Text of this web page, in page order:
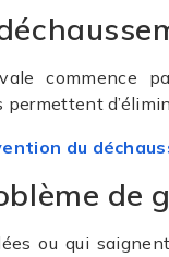
commence
permettent
du
de
ou qui